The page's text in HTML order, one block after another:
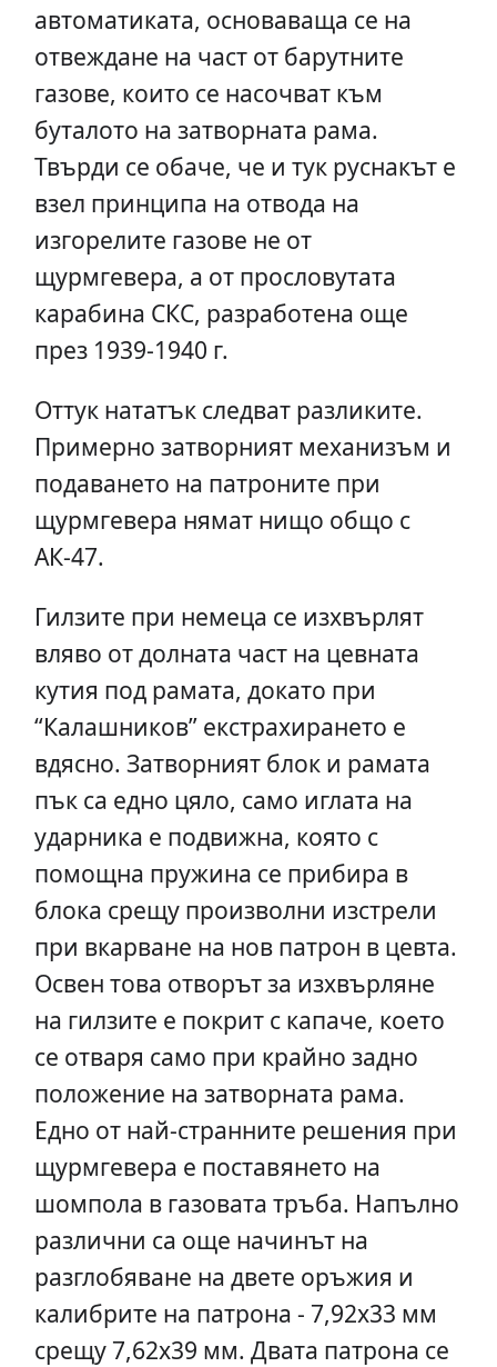
автоматиката, основаваща се на
отвеждане на част от барутните
газове, които се насочват към
буталото на затворната рама.
Твърди се обаче, че и тук руснакът е
взел принципа на отвода на
изгорелите газове не от
щурмгевера, а от прословутата
карабина СКС, разработена още
през 1939-1940 г.
Оттук нататък следват разликите.
Примерно затворният механизъм и
подаването на патроните при
щурмгевера нямат нищо общо с
АК-47.
Гилзите при немеца се изхвърлят
вляво от долната част на цевната
кутия под рамата, докато при
“Калашников” екстрахирането е
вдясно. Затворният блок и рамата
пък са едно цяло, само иглата на
ударника е подвижна, която с
помощна пружина се прибира в
блока срещу произволни изстрели
при вкарване на нов патрон в цевта.
Освен това отворът за изхвърляне
на гилзите е покрит с капаче, което
се отваря само при крайно задно
положение на затворната рама.
Едно от най-странните решения при
щурмгевера е поставянето на
шомпола в газовата тръба. Напълно
различни са още начинът на
разглобяване на двете оръжия и
калибрите на патрона - 7,92х33 мм
срещу 7,62х39 мм. Двата патрона се